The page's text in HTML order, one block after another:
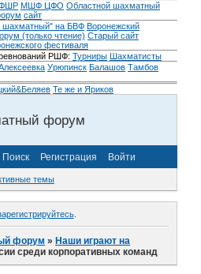
МШФ ЦФО Областной шахматный
сайт
шахматный" на БВФ Воронежский
(только чтение) Старый сайт
фестиваля
РШФ: Турниры Шахматисты
Урюпинск Балашов Тамбов
Те же и Яриков
форум
Поиск Регистрация Войти
темы
.
форум »Наши играют на
среди корпоративных команд